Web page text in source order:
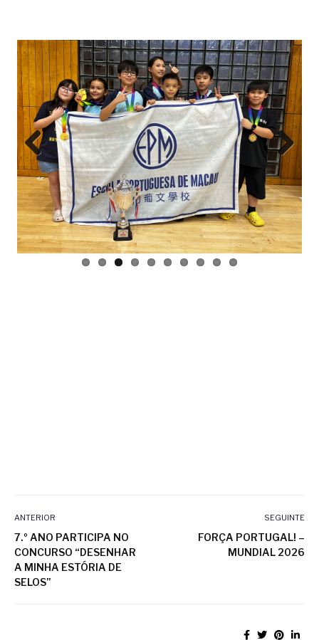
Prev
ious
Next
ANTERIOR
7.º ANO PARTICIPA NO
CONCURSO “DESENHAR
A MINHA ESTÓRIA DE
SELOS”
SEGUINTE
FORÇA PORTUGAL! –
MUNDIAL 2026